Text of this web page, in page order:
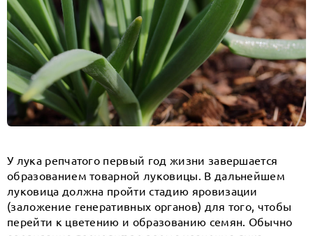
У лука репчатого первый год жизни завершается
образованием товарной луковицы. В дальнейшем
луковица должна пройти стадию яровизации
(заложение генеративных органов) для того, чтобы
перейти к цветению и образованию семян. Обычно